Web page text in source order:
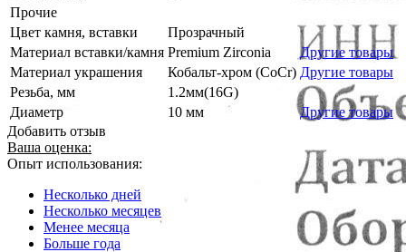
Прочие
Цвет камня, вставки
Прозрачный
Материал вставки/камня Premium Zirconia
Другие товары
Материал украшения
Кобальт-хром (CoCr) Другие товары
Резьба, мм
1.2мм(16G)
Диаметр
10 мм
Другие товары
Добавить отзыв
Ваша оценка:
Опыт использования:
Несколько дней
Несколько месяцев
Менее месяца
Больше года